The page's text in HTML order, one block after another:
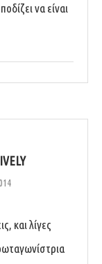
να είναι
και λίγες